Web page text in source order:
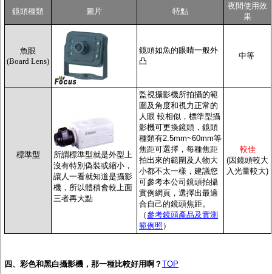
鏡頭種類 圖片 特點
夜間使用效
果
魚眼
(Board Lens)
鏡頭如魚的眼睛一般外
凸
中等
標準型
所謂標準型就是外型上
沒有特別偽裝或縮小，
讓人一看就知道是攝影
機，所以體積會較上面
三者再大點
監視攝影機所拍攝的範
圍及角度和視力正常的
人眼 較相似，標準型攝
影機可更換鏡頭，鏡頭
種類有2.5mm~60mm等
焦距可選擇，每種焦距
拍出來的範圍及人物大
小都不太一樣，建議您
可參考本公司鏡頭拍攝
實例網頁，選擇出最適
合自己的鏡頭焦距。
（參考鏡頭產品及實測
範例照 ）
較佳
(因鏡頭較大
入光量較大)
四、彩色和黑白攝影機，那一種比較好用啊？ TOP